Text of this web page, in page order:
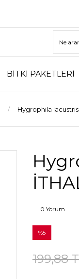
BİTKİ PAKETLERİ
Hygrophila
0 Yorum
%5
199,88